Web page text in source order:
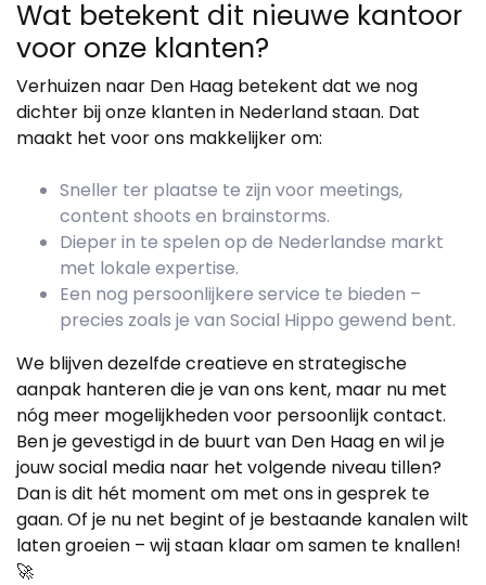
Wat betekent dit nieuwe kantoor
voor onze klanten?
Verhuizen naar Den Haag betekent dat we nog
dichter bij onze klanten in Nederland staan. Dat
maakt het voor ons makkelijker om:
Sneller ter plaatse te zijn voor meetings,
content shoots en brainstorms.
Dieper in te spelen op de Nederlandse markt
met lokale expertise.
Een nog persoonlijkere service te bieden –
precies zoals je van Social Hippo gewend bent.
We blijven dezelfde creatieve en strategische
aanpak hanteren die je van ons kent, maar nu met
nóg meer mogelijkheden voor persoonlijk contact.
Ben je gevestigd in de buurt van Den Haag en wil je
jouw social media naar het volgende niveau tillen?
Dan is dit hét moment om met ons in gesprek te
gaan. Of je nu net begint of je bestaande kanalen wilt
laten groeien – wij staan klaar om samen te knallen!
🚀